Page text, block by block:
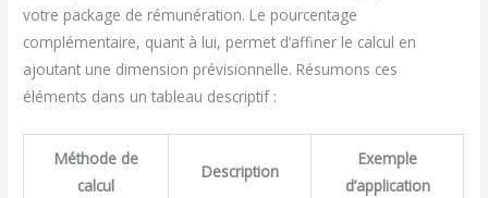
votre package de rémunération. Le pourcentage
complémentaire, quant à lui, permet d’affiner le calcul en
ajoutant une dimension prévisionnelle. Résumons ces
éléments dans un tableau descriptif :
Méthode de
calcul
Description
Exemple
d’application